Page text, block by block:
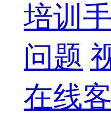
培训
问题
在线